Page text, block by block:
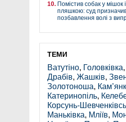
Помістив собак у мішок
пляшкою: суд призначив
позбавлення волі з
ТЕМИ
Ватутіно, Головківка,
Драбів, Жашків,
Золотоноша,
Катеринопіль,
Корсунь-
Маньківка, Мліїв,